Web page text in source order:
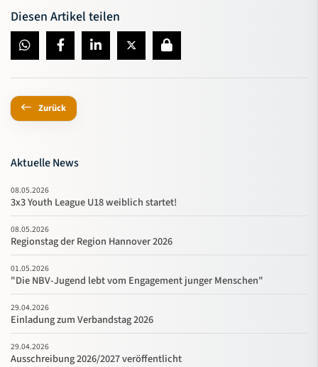
Diesen Artikel teilen
Zurück
Aktuelle News
08.05.2026
3x3 Youth League U18 weiblich startet!
08.05.2026
Regionstag der Region Hannover 2026
01.05.2026
"Die NBV-Jugend lebt vom Engagement junger Menschen"
29.04.2026
Einladung zum Verbandstag 2026
29.04.2026
Ausschreibung 2026/2027 veröffentlicht